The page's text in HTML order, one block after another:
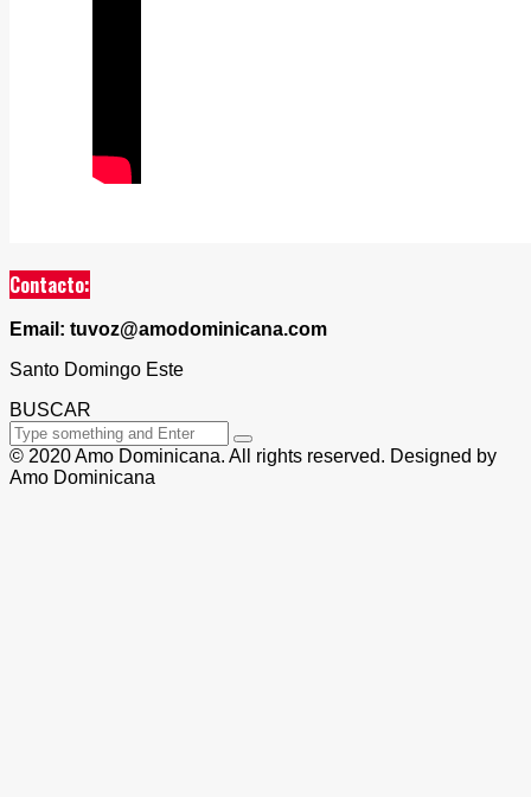
Contacto:
Email: tuvoz@amodominicana.com
Santo Domingo Este
BUSCAR
© 2020 Amo Dominicana. All rights reserved. Designed by
Amo Dominicana